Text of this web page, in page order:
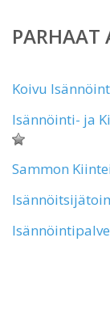
PARHAAT
Koivu
Isännöinti- ja
Sammon